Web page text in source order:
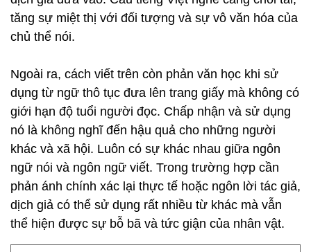
tăng sự miệt thị với đối tượng và sự vô văn hóa của
chủ thể nói.
Ngoài ra, cách viết trên còn phản văn học khi sử
dụng từ ngữ thô tục đưa lên trang giấy mà không có
giới hạn độ tuổi người đọc. Chấp nhận và sử dụng
nó là không nghĩ đến hậu quả cho những người
khác và xã hội. Luôn có sự khác nhau giữa ngôn
ngữ nói và ngôn ngữ viết. Trong trường hợp cần
phản ánh chính xác lại thực tế hoặc ngôn lời tác giả,
dịch giả có thể sử dụng rất nhiều từ khác mà vẫn
thể hiện được sự bỗ bã và tức giận của nhân vật.